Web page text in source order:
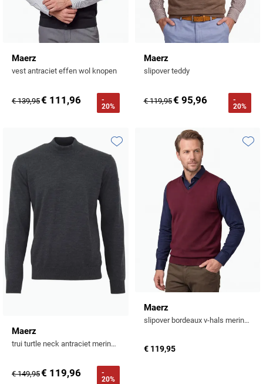
Maerz
vest antraciet effen wol knopen
€ 139,95€ 111,96
-
20%
Maerz
slipover teddy
€ 119,95€ 95,96
-
20%
Maerz
trui turtle neck antraciet merinowol
€ 149,95€ 119,96
-
20%
Toevoegen aan favorieten
Maerz
slipover bordeaux v-hals merinowol
€ 119,95